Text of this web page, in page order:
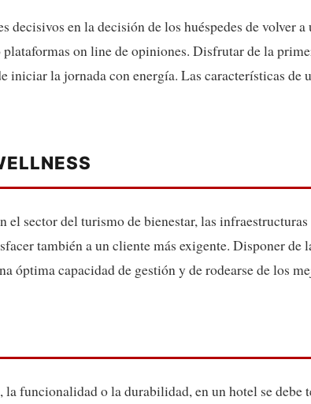
decisivos en la decisión de los huéspedes de volver
on line de opiniones. Disfrutar de la
iniciar la jornada con energía. Las características de
sector del turismo de bienestar, las
también a un cliente más exigente. Disponer de
óptima capacidad de gestión y de rodearse de los
la funcionalidad o la durabilidad, en un hotel se debe